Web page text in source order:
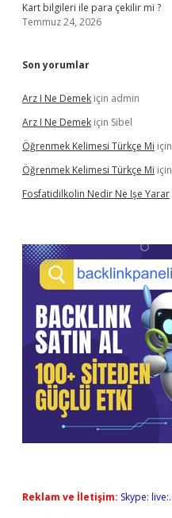
Kart bilgileri ile para çekilir mi ?
Temmuz 24, 2026
Son yorumlar
Arz I Ne Demek için admin
Arz I Ne Demek için Sibel
Öğrenmek Kelimesi Türkçe Mi için
Öğrenmek Kelimesi Türkçe Mi için
Fosfatidilkolin Nedir Ne Işe Yarar
Reklam ve İletişim: Skype: